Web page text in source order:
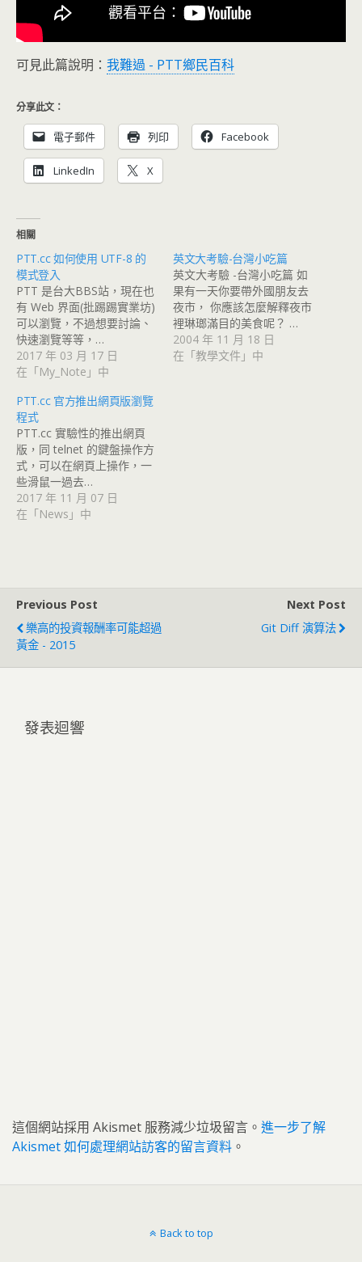
可見此篇說明： 我難過 - PTT鄉民百科
分享此文：
電子郵件 列印 Facebook
LinkedIn X
相關
PTT.cc 如何使用 UTF-8 的
模式登入
PTT 是台大BBS站，現在也
有 Web 界面(批踢踢實業坊)
可以瀏覽，不過想要討論、
快速瀏覽等等，…
2017 年 03 月 17 日
在「My_Note」中
英文大考驗-台灣小吃篇
英文大考驗 -台灣小吃篇 如
果有一天你要帶外國朋友去
夜市， 你應該怎麼解釋夜市
裡琳瑯滿目的美食呢？ …
2004 年 11 月 18 日
在「教學文件」中
PTT.cc 官方推出網頁版瀏覽
程式
PTT.cc 實驗性的推出網頁
版，同 telnet 的鍵盤操作方
式，可以在網頁上操作，一
些滑鼠一過去…
2017 年 11 月 07 日
在「News」中
Previous Post
樂高的投資報酬率可能超過
黃金 - 2015
Next Post
Git Diff 演算法
發表迴響
這個網站採用 Akismet 服務減少垃圾留言。 進一步了解
Akismet 如何處理網站訪客的留言資料 。
Back to top